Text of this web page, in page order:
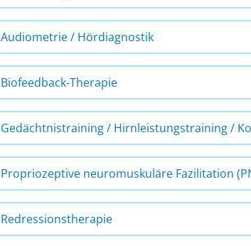
Audiometrie / Hördiagnostik
Biofeedback-Therapie
Gedächtnistraining / Hirnleistungstraining /
Propriozeptive neuromuskuläre Fazilitation
Redressionstherapie